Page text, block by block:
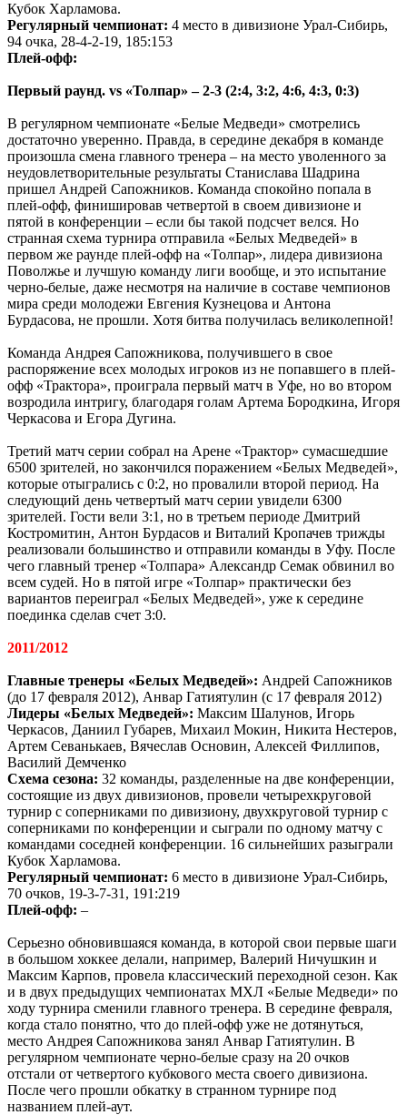
Кубок Харламова.
Регулярный чемпионат: 4 место в дивизионе Урал-Сибирь,
94 очка, 28-4-2-19, 185:153
Плей-офф:
Первый раунд. vs «Толпар» – 2-3 (2:4, 3:2, 4:6, 4:3, 0:3)
В регулярном чемпионате «Белые Медведи» смотрелись
достаточно уверенно. Правда, в середине декабря в команде
произошла смена главного тренера – на место уволенного за
неудовлетворительные результаты Станислава Шадрина
пришел Андрей Сапожников. Команда спокойно попала в
плей-офф, финишировав четвертой в своем дивизионе и
пятой в конференции – если бы такой подсчет велся. Но
странная схема турнира отправила «Белых Медведей» в
первом же раунде плей-офф на «Толпар», лидера дивизиона
Поволжье и лучшую команду лиги вообще, и это испытание
черно-белые, даже несмотря на наличие в составе чемпионов
мира среди молодежи Евгения Кузнецова и Антона
Бурдасова, не прошли. Хотя битва получилась великолепной!
Команда Андрея Сапожникова, получившего в свое
распоряжение всех молодых игроков из не попавшего в плей-
офф «Трактора», проиграла первый матч в Уфе, но во втором
возродила интригу, благодаря голам Артема Бородкина, Игоря
Черкасова и Егора Дугина.
Третий матч серии собрал на Арене «Трактор» сумасшедшие
6500 зрителей, но закончился поражением «Белых Медведей»,
которые отыгрались с 0:2, но провалили второй период. На
следующий день четвертый матч серии увидели 6300
зрителей. Гости вели 3:1, но в третьем периоде Дмитрий
Костромитин, Антон Бурдасов и Виталий Кропачев трижды
реализовали большинство и отправили команды в Уфу. После
чего главный тренер «Толпара» Александр Семак обвинил во
всем судей. Но в пятой игре «Толпар» практически без
вариантов переиграл «Белых Медведей», уже к середине
поединка сделав счет 3:0.
2011/2012
Главные тренеры «Белых Медведей»: Андрей Сапожников
(до 17 февраля 2012), Анвар Гатиятулин (с 17 февраля 2012)
Лидеры «Белых Медведей»: Максим Шалунов, Игорь
Черкасов, Даниил Губарев, Михаил Мокин, Никита Нестеров,
Артем Севанькаев, Вячеслав Основин, Алексей Филлипов,
Василий Демченко
Схема сезона: 32 команды, разделенные на две конференции,
состоящие из двух дивизионов, провели четырехкруговой
турнир с соперниками по дивизиону, двухкруговой турнир с
соперниками по конференции и сыграли по одному матчу с
командами соседней конференции. 16 сильнейших разыграли
Кубок Харламова.
Регулярный чемпионат: 6 место в дивизионе Урал-Сибирь,
70 очков, 19-3-7-31, 191:219
Плей-офф: –
Серьезно обновившаяся команда, в которой свои первые шаги
в большом хоккее делали, например, Валерий Ничушкин и
Максим Карпов, провела классический переходной сезон. Как
и в двух предыдущих чемпионатах МХЛ «Белые Медведи» по
ходу турнира сменили главного тренера. В середине февраля,
когда стало понятно, что до плей-офф уже не дотянуться,
место Андрея Сапожникова занял Анвар Гатиятулин. В
регулярном чемпионате черно-белые сразу на 20 очков
отстали от четвертого кубкового места своего дивизиона.
После чего прошли обкатку в странном турнире под
названием плей-аут.